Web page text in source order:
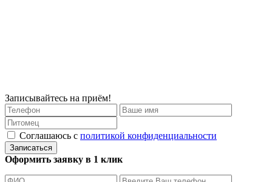
Записывайтесь на приём!
Соглашаюсь с политикой конфиденциальности
Записаться
Оформить заявку в 1 клик